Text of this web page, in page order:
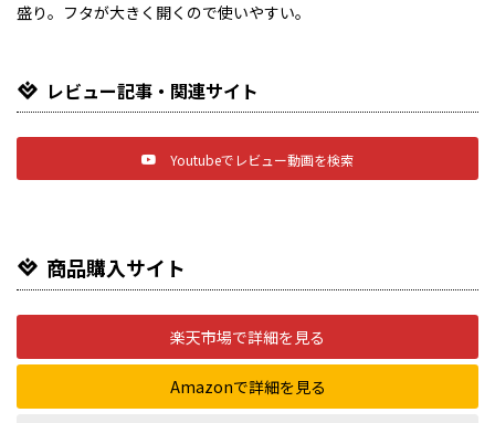
盛り。フタが大きく開くので使いやすい。
レビュー記事・関連サイト
Youtubeでレビュー動画を検索
商品購入サイト
楽天市場で詳細を見る
Amazonで詳細を見る